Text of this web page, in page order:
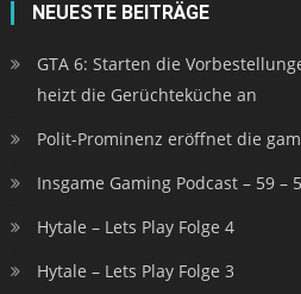
NEUESTE BEITRÄGE
GTA 6: Starten die
heizt die Gerüchteküche an
Polit-Prominenz eröffnet die
Insgame Gaming Podcast – 59 –
Hytale – Lets Play Folge 4
Hytale – Lets Play Folge 3